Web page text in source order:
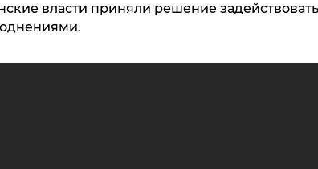
власти приняли решение